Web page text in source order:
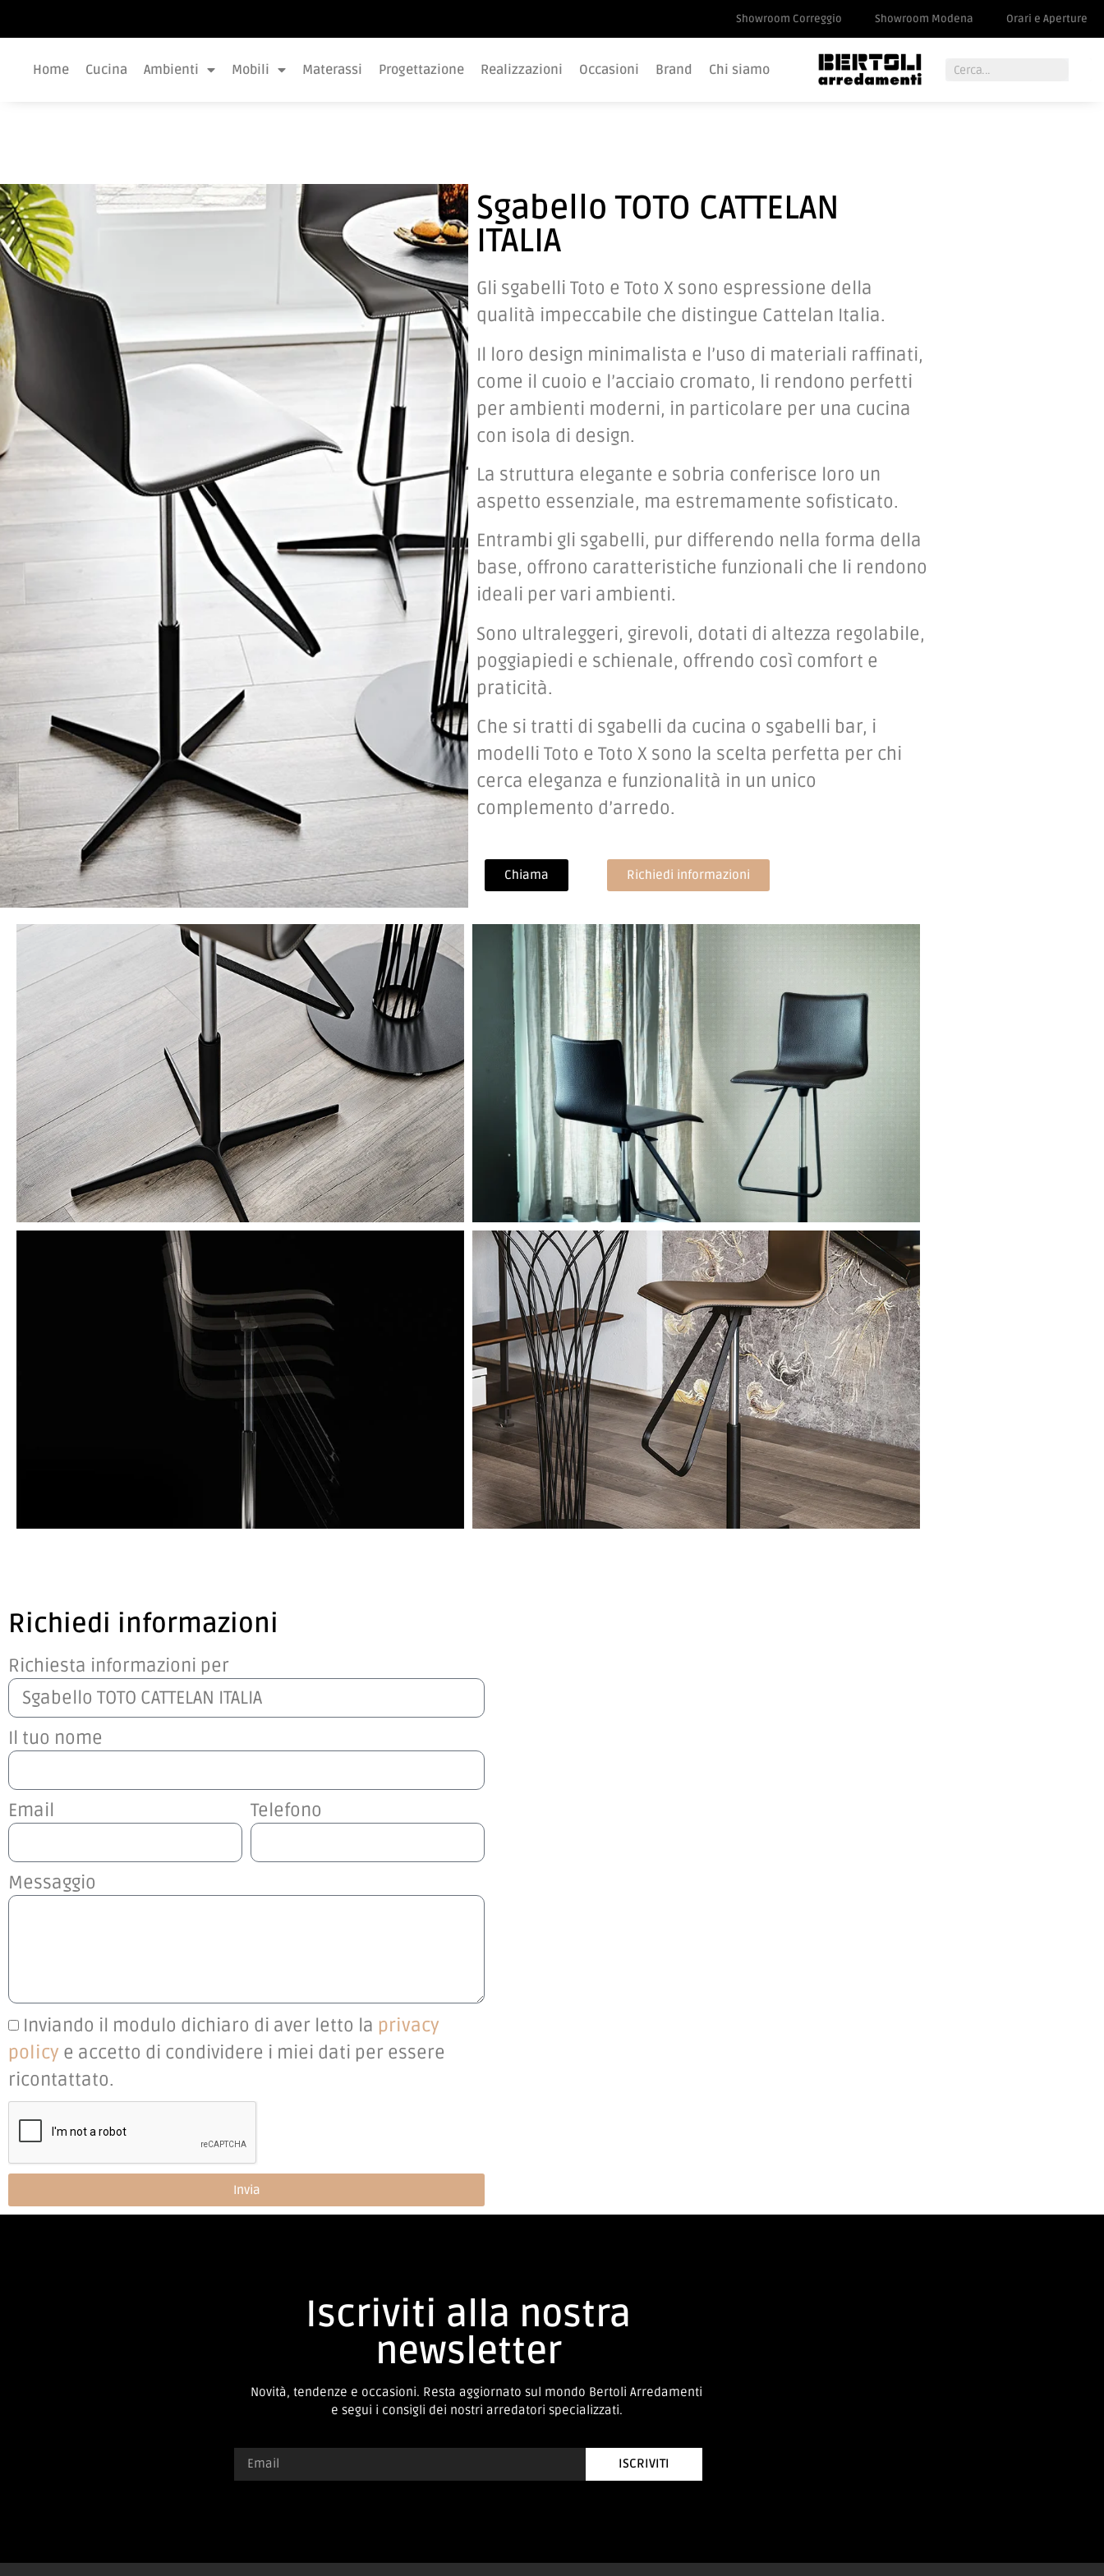
Showroom Correggio Showroom Modena Orari e Aperture
Home Cucina Ambienti Mobili Materassi Progettazione Realizzazioni Occasioni Brand Chi siamo
Sgabello TOTO CATTELAN
ITALIA
Gli sgabelli Toto e Toto X sono espressione della
qualità impeccabile che distingue Cattelan Italia.
Il loro design minimalista e l’uso di materiali raffinati,
come il cuoio e l’acciaio cromato, li rendono perfetti
per ambienti moderni, in particolare per una cucina
con isola di design.
La struttura elegante e sobria conferisce loro un
aspetto essenziale, ma estremamente sofisticato.
Entrambi gli sgabelli, pur differendo nella forma della
base, offrono caratteristiche funzionali che li rendono
ideali per vari ambienti.
Sono ultraleggeri, girevoli, dotati di altezza regolabile,
poggiapiedi e schienale, offrendo così comfort e
praticità.
Che si tratti di sgabelli da cucina o sgabelli bar, i
modelli Toto e Toto X sono la scelta perfetta per chi
cerca eleganza e funzionalità in un unico
complemento d’arredo.
Chiama Richiedi informazioni
Richiedi informazioni
Richiesta informazioni per
Il tuo nome
Email Telefono
Messaggio
Inviando il modulo dichiaro di aver letto la privacy
policy e accetto di condividere i miei dati per essere
ricontattato.
Invia
Iscriviti alla nostra
newsletter
Novità, tendenze e occasioni. Resta aggiornato sul mondo Bertoli Arredamenti
e segui i consigli dei nostri arredatori specializzati.
ISCRIVITI